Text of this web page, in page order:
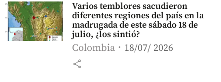
Varios temblores sacudieron
diferentes regiones del país en la
madrugada de este sábado 18 de
julio, ¿los sintió?
Colombia 18/07/ 2026
share